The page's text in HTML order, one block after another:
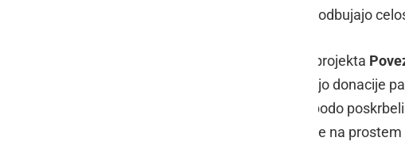
osnovnošolsko izobraževanje ter spodbujajo
razvoju projekta
uredili učilnico na prostem, s pomočjo donacije
boljše pogoje za delo. Med drugim bodo
površino in razširili dostop do učilnice na